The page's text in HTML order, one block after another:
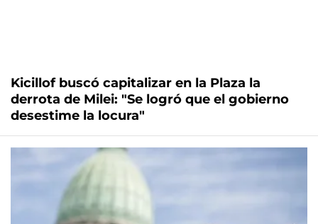
Kicillof buscó capitalizar en la Plaza la
derrota de Milei: "Se logró que el gobierno
desestime la locura"